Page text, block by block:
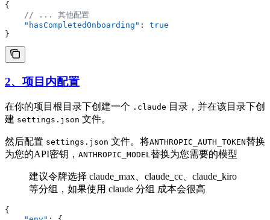
{
    // ... 其他配置
    "hasCompletedOnboarding"
: true
}
2、项目内配置
在你的项目根目录下创建一个 .claude 目录，并在该目录下创
建 settings.json 文件。
然后配置 settings.json 文件。将ANTHROPIC_AUTH_TOKEN替换
为您的API密钥， ANTHROPIC_MODEL替换为您需要的模型
建议令牌选择 claude_max、claude_cc、claude_kiro
等分组，如果使用 claude 分组 成本会很高
{